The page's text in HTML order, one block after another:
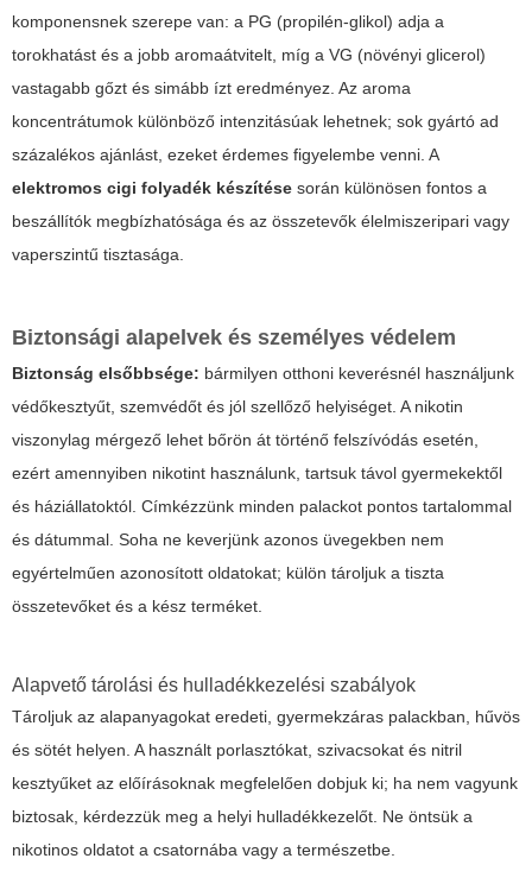
komponensnek szerepe van: a PG (propilén-glikol) adja a
torokhatást és a jobb aromaátvitelt, míg a VG (növényi glicerol)
vastagabb gőzt és simább ízt eredményez. Az aroma
koncentrátumok különböző intenzitásúak lehetnek; sok gyártó ad
százalékos ajánlást, ezeket érdemes figyelembe venni. A
elektromos cigi folyadék készítése során különösen fontos a
beszállítók megbízhatósága és az összetevők élelmiszeripari vagy
vaperszintű tisztasága.
Biztonsági alapelvek és személyes védelem
Biztonság elsőbbsége: bármilyen otthoni keverésnél használjunk
védőkesztyűt, szemvédőt és jól szellőző helyiséget. A nikotin
viszonylag mérgező lehet bőrön át történő felszívódás esetén,
ezért amennyiben nikotint használunk, tartsuk távol gyermekektől
és háziállatoktól. Címkézzünk minden palackot pontos tartalommal
és dátummal. Soha ne keverjünk azonos üvegekben nem
egyértelműen azonosított oldatokat; külön tároljuk a tiszta
összetevőket és a kész terméket.
Alapvető tárolási és hulladékkezelési szabályok
Tároljuk az alapanyagokat eredeti, gyermekzáras palackban, hűvös
és sötét helyen. A használt porlasztókat, szivacsokat és nitril
kesztyűket az előírásoknak megfelelően dobjuk ki; ha nem vagyunk
biztosak, kérdezzük meg a helyi hulladékkezelőt. Ne öntsük a
nikotinos oldatot a csatornába vagy a természetbe.